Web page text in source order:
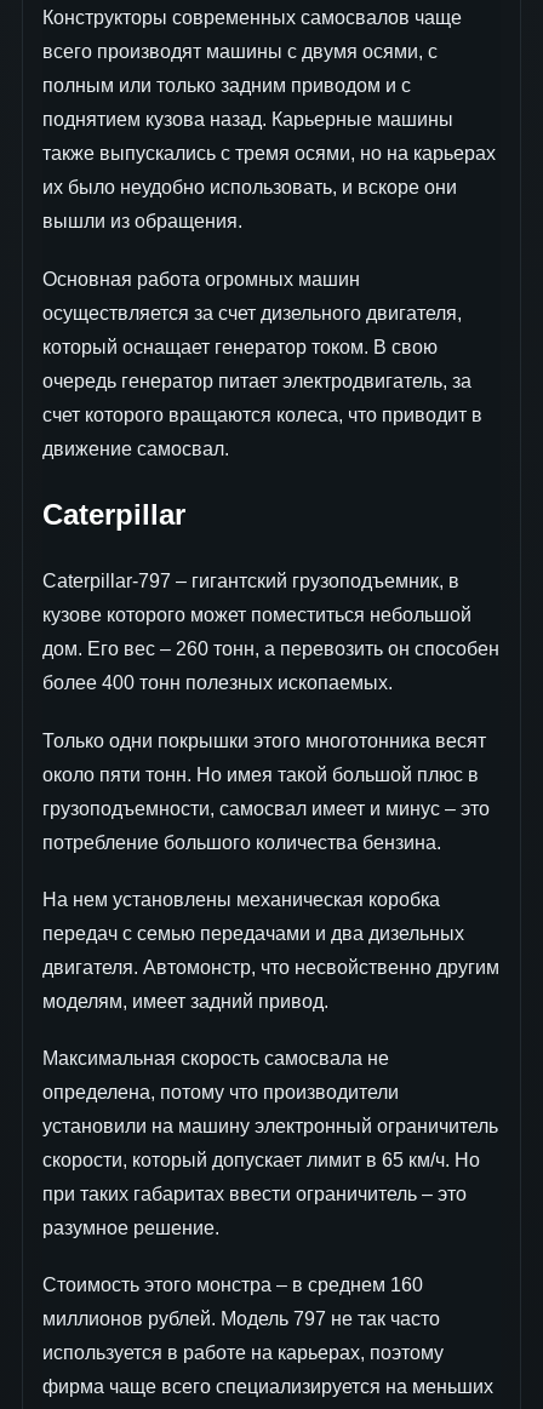
Конструкторы современных самосвалов чаще
всего производят машины с двумя осями, с
полным или только задним приводом и с
поднятием кузова назад. Карьерные машины
также выпускались с тремя осями, но на карьерах
их было неудобно использовать, и вскоре они
вышли из обращения.
Основная работа огромных машин
осуществляется за счет дизельного двигателя,
который оснащает генератор током. В свою
очередь генератор питает электродвигатель, за
счет которого вращаются колеса, что приводит в
движение самосвал.
Caterpillar
Caterpillar-797 – гигантский грузоподъемник, в
кузове которого может поместиться небольшой
дом. Его вес – 260 тонн, а перевозить он способен
более 400 тонн полезных ископаемых.
Только одни покрышки этого многотонника весят
около пяти тонн. Но имея такой большой плюс в
грузоподъемности, самосвал имеет и минус – это
потребление большого количества бензина.
На нем установлены механическая коробка
передач с семью передачами и два дизельных
двигателя. Автомонстр, что несвойственно другим
моделям, имеет задний привод.
Максимальная скорость самосвала не
определена, потому что производители
установили на машину электронный ограничитель
скорости, который допускает лимит в 65 км/ч. Но
при таких габаритах ввести ограничитель – это
разумное решение.
Стоимость этого монстра – в среднем 160
миллионов рублей. Модель 797 не так часто
используется в работе на карьерах, поэтому
фирма чаще всего специализируется на меньших